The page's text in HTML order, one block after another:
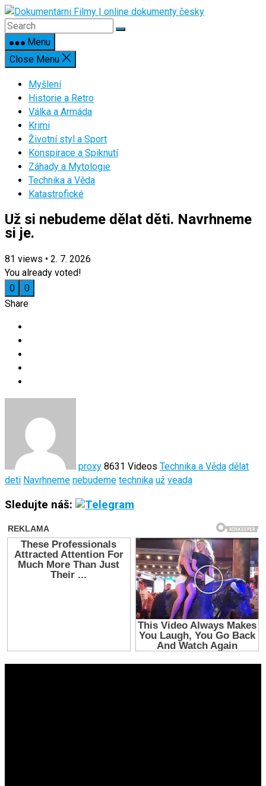
Skip
to
contentMenu
Close Menu
Myšlení
Historie a Retro
Válka a Armáda
Krimi
Životní styl a Sport
Konspirace a Spiknutí
Záhady a Mytologie
Technika a Věda
Katastrofické
Už si nebudeme dělat děti. Navrhneme
si je.
81 views • 2. 7. 2026
You already voted!
0
0
Share
proxy 8631 Videos Technika a Věda dělat
deti Navrhneme nebudeme technika už veada
Sledujte náš: